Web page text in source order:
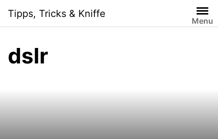
content
Tipps, Tricks & Kniffe
Menu
dslr